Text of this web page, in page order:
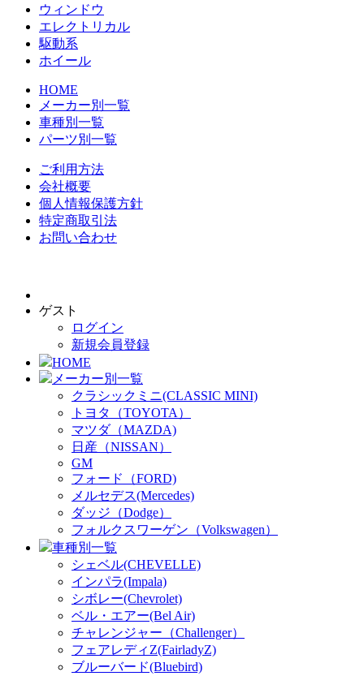
ウィンドウ
エレクトリカル
駆動系
ホイール
HOME
メーカー別一覧
車種別一覧
パーツ別一覧
ご利用方法
会社概要
個人情報保護方針
特定商取引法
お問い合わせ
ゲスト
ログイン
新規会員登録
HOME
メーカー別一覧
クラシックミニ(CLASSIC MINI)
トヨタ（TOYOTA）
マツダ（MAZDA)
日産（NISSAN）
GM
フォード（FORD)
メルセデス(Mercedes)
ダッジ（Dodge）
フォルクスワーゲン（Volkswagen）
車種別一覧
シェベル(CHEVELLE)
インパラ(Impala)
シボレー(Chevrolet)
ベル・エアー(Bel Air)
チャレンジャー（Challenger）
フェアレディZ(FairladyZ)
ブルーバード(Bluebird)